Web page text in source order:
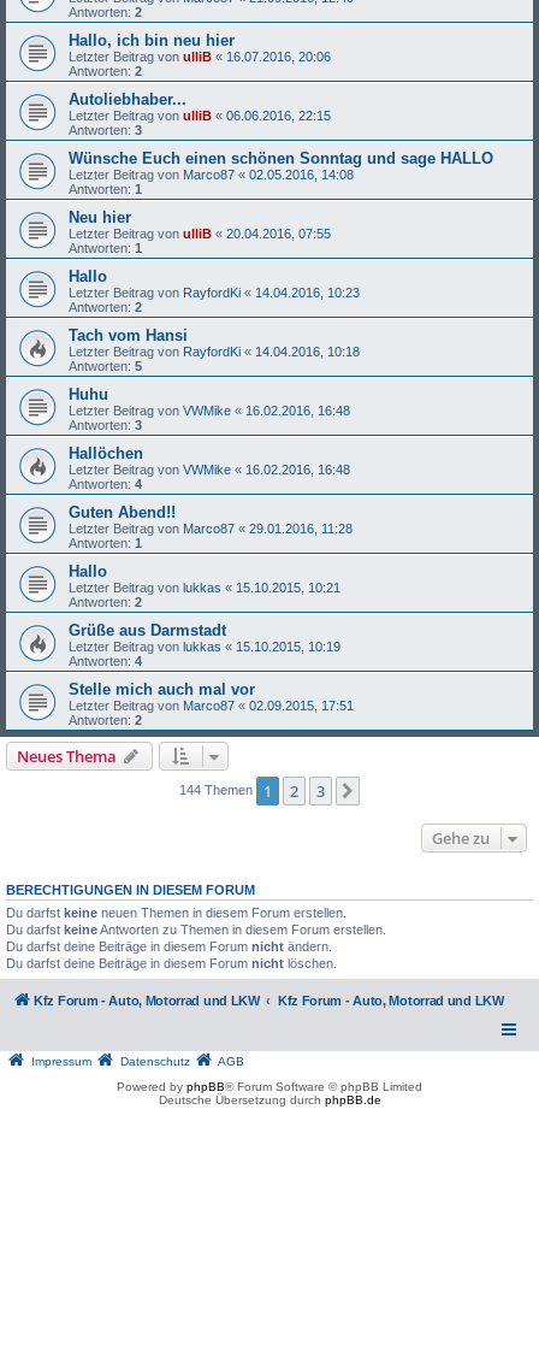
Antworten: 2
Hallo, ich bin neu hier
Letzter Beitrag von ulliB « 16.07.2016, 20:06
Antworten: 2
Autoliebhaber...
Letzter Beitrag von ulliB « 06.06.2016, 22:15
Antworten: 3
Wünsche Euch einen schönen Sonntag und sage HALLO
Letzter Beitrag von Marco87 « 02.05.2016, 14:08
Antworten: 1
Neu hier
Letzter Beitrag von ulliB « 20.04.2016, 07:55
Antworten: 1
Hallo
Letzter Beitrag von RayfordKi « 14.04.2016, 10:23
Antworten: 2
Tach vom Hansi
Letzter Beitrag von RayfordKi « 14.04.2016, 10:18
Antworten: 5
Huhu
Letzter Beitrag von VWMike « 16.02.2016, 16:48
Antworten: 3
Hallöchen
Letzter Beitrag von VWMike « 16.02.2016, 16:48
Antworten: 4
Guten Abend!!
Letzter Beitrag von Marco87 « 29.01.2016, 11:28
Antworten: 1
Hallo
Letzter Beitrag von lukkas « 15.10.2015, 10:21
Antworten: 2
Grüße aus Darmstadt
Letzter Beitrag von lukkas « 15.10.2015, 10:19
Antworten: 4
Stelle mich auch mal vor
Letzter Beitrag von Marco87 « 02.09.2015, 17:51
Antworten: 2
Neues Thema
144 Themen 1 2 3
Gehe zu
BERECHTIGUNGEN IN DIESEM FORUM
Du darfst keine neuen Themen in diesem Forum erstellen.
Du darfst keineAntworten zu Themen in diesem Forum erstellen.
Du darfst deine Beiträge in diesem Forum nicht ändern.
Du darfst deine Beiträge in diesem Forum nicht löschen.
Kfz Forum - Auto, Motorrad und LKW Kfz Forum - Auto, Motorrad und LKW
Impressum Datenschutz
AGB
Powered by phpBB® Forum Software © phpBB Limited
Deutsche Übersetzung durch phpBB.de